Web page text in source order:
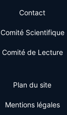
Contact
Comité Scientifique
Comité de Lecture
Plan du site
Mentions légales